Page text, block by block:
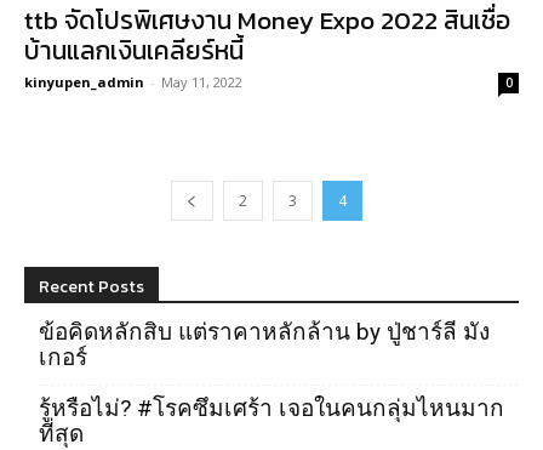
ttb จัดโปรพิเศษงาน Money Expo 2022 สินเชื่อ
บ้านแลกเงินเคลียร์หนี้
kinyupen_admin - May 11, 2022 0
2 3 4
Recent Posts
ข้อคิดหลักสิบ แต่ราคาหลักล้าน by ปู่ชาร์ลี มัง
เกอร์
รู้หรือไม่? #โรคซึมเศร้า เจอในคนกลุ่มไหนมาก
ที่สุด